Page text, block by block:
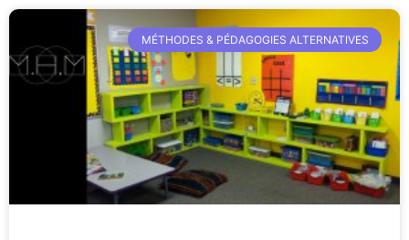
MÉTHODES & PÉDAGOGIES ALTERNATIVES